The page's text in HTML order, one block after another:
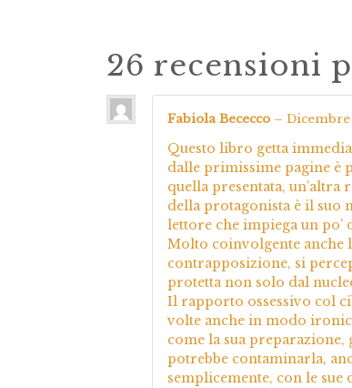
26 recensioni
Fabiola Bececco – Dicembre
Questo libro getta
dalle primissime pagine è
quella presentata,
della protagonista è il suo
lettore che impiega un po’
Molto coinvolgente anche
contrapposizione, si
protetta non solo dal
Il rapporto ossessivo col
volte anche in modo
come la sua
potrebbe contaminarla,
semplicemente, con le